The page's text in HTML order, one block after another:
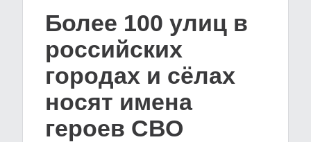
Более 100 улиц в
российских
городах и сёлах
носят имена
героев СВО